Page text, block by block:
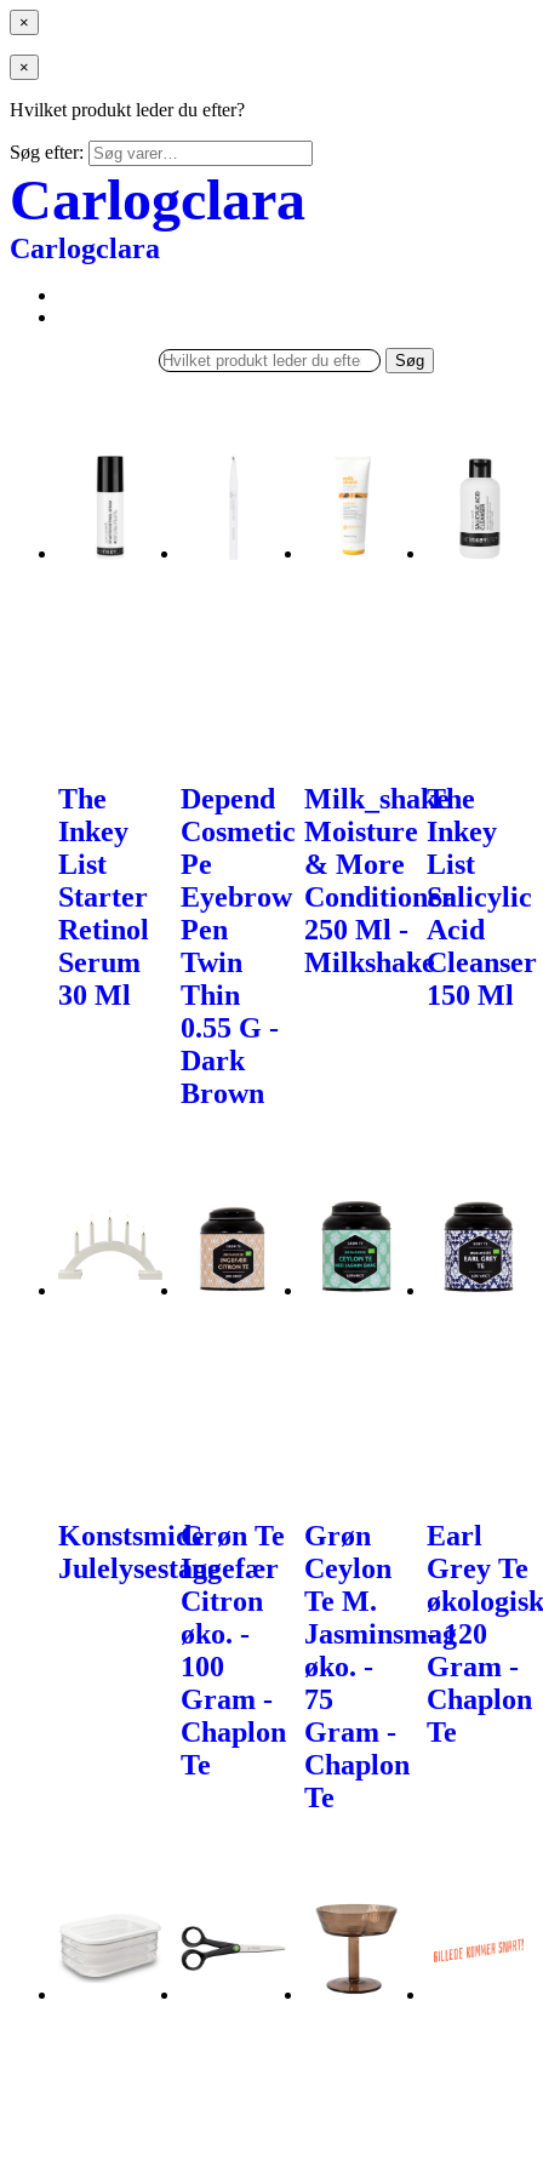
×
×
Hvilket produkt leder du efter?
Søg efter:
Carlogclara
Carlogclara
Søg
The
Inkey
List
Starter
Retinol
Serum
30 Ml
Depend
Cosmetic
Pe
Eyebrow
Pen
Twin
Thin
0.55 G -
Dark
Brown
Milk_shake
Moisture
& More
Conditioner
250 Ml -
Milkshake
The
Inkey
List
Salicylic
Acid
Cleanser
150 Ml
Konstsmide
Julelysestage
Grøn Te
Ingefær
Citron
øko. -
100
Gram -
Chaplon
Te
Grøn
Ceylon
Te M.
Jasminsmag
øko. -
75
Gram -
Chaplon
Te
Earl
Grey Te
økologisk
- 120
Gram -
Chaplon
Te